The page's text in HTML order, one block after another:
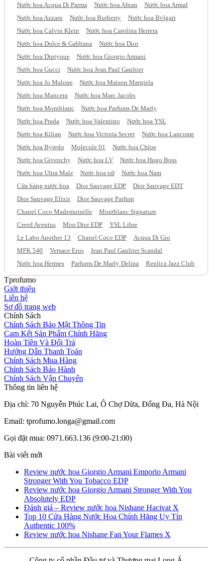
Nước hoa Acqua Di Parma
Nước hoa Afnan
Nước hoa Armaf
Nước hoa Azzaro
Nước hoa Burberry
Nước hoa Bvlgari
Nước hoa Calvin Klein
Nước hoa Carolina Herrera
Nước hoa Dolce & Gabbana
Nước hoa Dior
Nước hoa Diptyque
Nước hoa Giorgio Armani
Nước hoa Gucci
Nước hoa Jean Paul Gaultier
Nước hoa Jo Malone
Nước hoa Maison Margiela
Nước hoa Mancera
Nước hoa Marc Jacobs
Nước hoa Montblanc
Nước hoa Parfums De Marly
Nước hoa Prada
Nước hoa Valentino
Nước hoa YSL
Nước hoa Kilian
Nước hoa Victoria Secret
Nước hoa Lancome
Nước hoa Byredo
Molecule 01
Nước hoa Chloe
Nước hoa Givenchy
Nước hoa LV
Nước hoa Hugo Boss
Nước hoa Ultra Male
Nước hoa nữ
Nước hoa Nam
Cửa hàng nước hoa
Dior Sauvage EDP
Dior Sauvage EDT
Dior Sauvage Elixir
Dior Sauvage Parfum
Chanel Coco Mademoiselle
Montblanc Signature
Creed Aventus
Miss Dior EDP
YSL Libre
Le Labo Another 13
Chanel Coco EDP
Acqua Di Gio
MFK 540
Versace Eros
Jean Paul Gaultier Scandal
Nước hoa Hermes
Parfums De Marly Delina Replica Jazz Club
Tprofumo
Giới thiệu
Liên hệ
Sơ đồ trang web
Chính Sách
Chính Sách Bảo Mật Thông Tin
Cam Kết Sản Phẩm Chính Hãng
Hoàn Tiền Và Đổi Trả
Hướng Dẫn Thanh Toán
Chính Sách Mua Hàng
Chính Sách Bảo Hành
Chính Sách Vận Chuyển
Thông tin liên hệ
Địa chỉ: 70 Nguyễn Phúc Lai, Ô Chợ Dừa, Đống Đa, Hà Nội
Email: tprofumo.longa@gmail.com
Gọi đặt mua: 0971.663.136 (9:00-21:00)
Bài viết mới
Review nước hoa Giorgio Armani Emporio Armani
Stronger With You Tobacco EDP
Review nước hoa Giorgio Armani Stronger With You
Absolutely EDP
Đánh giá – Review nước hoa Nishane Hacivat X
Top 10 Cửa Hàng Nước Hoa Chính Hãng Uy Tín
Authentic 100%
Review nước hoa Nishane Fan Your Flames X